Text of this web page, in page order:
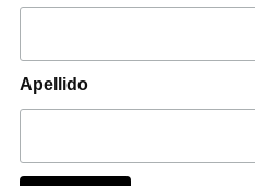
Apellido